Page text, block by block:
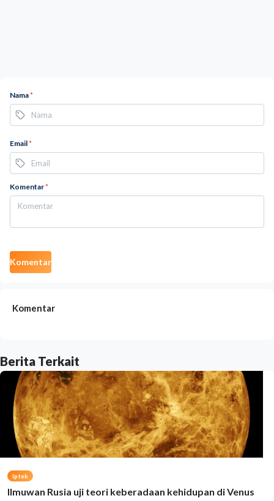
Nama*
Email*
Komentar*
Komentar
Komentar
Berita Terkait
Iptek
Ilmuwan Rusia uji teori keberadaan kehidupan di Venus